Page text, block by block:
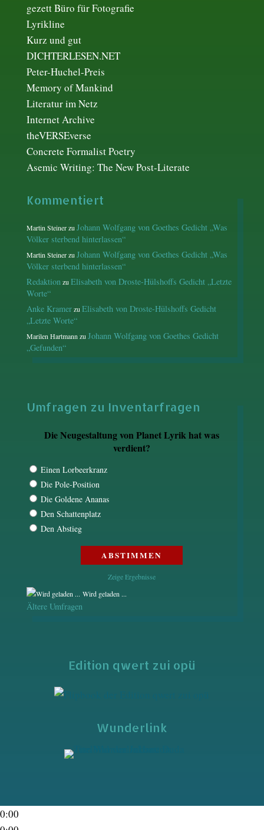
gezett Büro für Fotografie
Lyrikline
Kurz und gut
DICHTERLESEN.NET
Peter-Huchel-Preis
Memory of Mankind
Literatur im Netz
Internet Archive
theVERSEverse
Concrete Formalist Poetry
Asemic Writing: The New Post-Literate
Kommentiert
Martin SteinerzuJohann Wolfgang von Goethes Gedicht „Was
Völker sterbend hinterlassen“
Martin SteinerzuJohann Wolfgang von Goethes Gedicht „Was
Völker sterbend hinterlassen“
RedaktionzuElisabeth von Droste-Hülshoffs Gedicht „Letzte
Worte“
Anke KramerzuElisabeth von Droste-Hülshoffs Gedicht
„Letzte Worte“
Marilen HartmannzuJohann Wolfgang von Goethes Gedicht
„Gefunden“
Umfragen zu Inventarfragen
Die Neugestaltung von Planet Lyrik hat was
verdient?
Einen Lorbeerkranz
Die Pole-Position
Die Goldene Ananas
Den Schattenplatz
Den Abstieg
Zeige Ergebnisse
Wird geladen ...
Ältere Umfragen
Edition qwert zui opü
Wunderlink
0:00